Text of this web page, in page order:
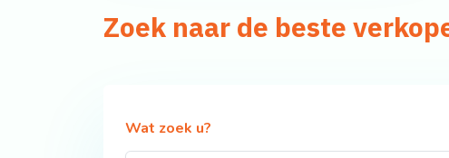
Zoek naar de beste
Wat zoek u?